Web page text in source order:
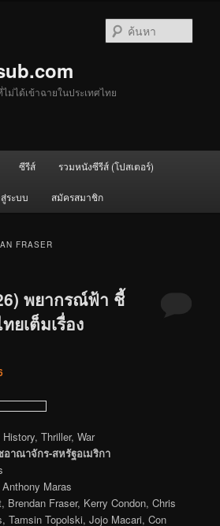
ม่ได้เข้าฉายในประเทศไทย
ซีรีส์ รวมหนังซีรีส์ (โปสเตอร์)
ระบบ สมัครสมาชิก
FRASER
พยากรณ์ฟ้า ชี้
ยเต็มเรื่อง
History, Thriller, War
าณาจักร-สหรัฐอเมริกา
Maras
Brendan Fraser, Kerry Condon, Chris
Tamsin Topolski, Jojo Macari, Con